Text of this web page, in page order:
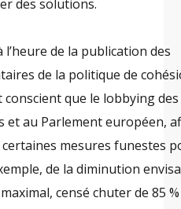
des solutions.
l’heure de la publication des
de la politique de
que le lobbying des
et au Parlement européen,
certaines mesures funestes
de la diminution
censé chuter de 85 %